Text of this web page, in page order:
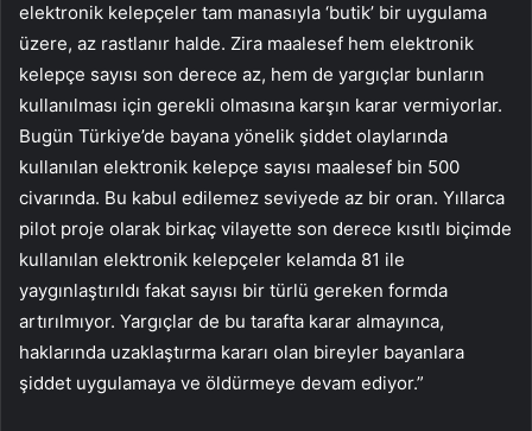
elektronik kelepçeler tam manasıyla ‘butik’ bir uygulama
üzere, az rastlanır halde. Zira maalesef hem elektronik
kelepçe sayısı son derece az, hem de yargıçlar bunların
kullanılması için gerekli olmasına karşın karar vermiyorlar.
Bugün Türkiye’de bayana yönelik şiddet olaylarında
kullanılan elektronik kelepçe sayısı maalesef bin 500
civarında. Bu kabul edilemez seviyede az bir oran. Yıllarca
pilot proje olarak birkaç vilayette son derece kısıtlı biçimde
kullanılan elektronik kelepçeler kelamda 81 ile
yaygınlaştırıldı fakat sayısı bir türlü gereken formda
artırılmıyor. Yargıçlar de bu tarafta karar almayınca,
haklarında uzaklaştırma kararı olan bireyler bayanlara
şiddet uygulamaya ve öldürmeye devam ediyor.”